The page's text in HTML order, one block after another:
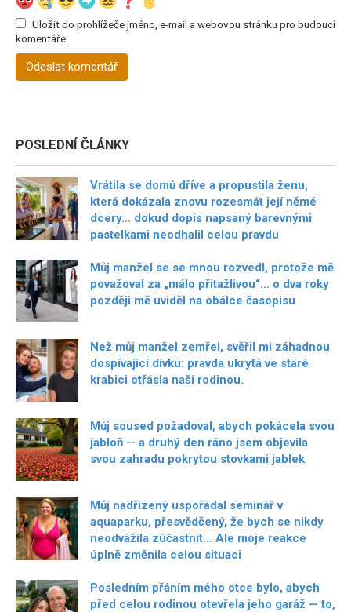
Uložit do prohlížeče jméno, e-mail a webovou stránku pro budoucí
komentáře.
POSLEDNÍ ČLÁNKY
Vrátila se domů dříve a propustila ženu,
která dokázala znovu rozesmát její němé
dcery… dokud dopis napsaný barevnými
pastelkami neodhalil celou pravdu
Můj manžel se se mnou rozvedl, protože mě
považoval za „málo přitažlivou“… o dva roky
později mě uviděl na obálce časopisu
Než můj manžel zemřel, svěřil mi záhadnou
dospívající dívku: pravda ukrytá ve staré
krabici otřásla naší rodinou.
Můj soused požadoval, abych pokácela svou
jabloň — a druhý den ráno jsem objevila
svou zahradu pokrytou stovkami jablek
Můj nadřízený uspořádal seminář v
aquaparku, přesvědčený, že bych se nikdy
neodvážila zúčastnit… Ale moje reakce
úplně změnila celou situaci
Posledním přáním mého otce bylo, abych
před celou rodinou otevřela jeho garáž — to,